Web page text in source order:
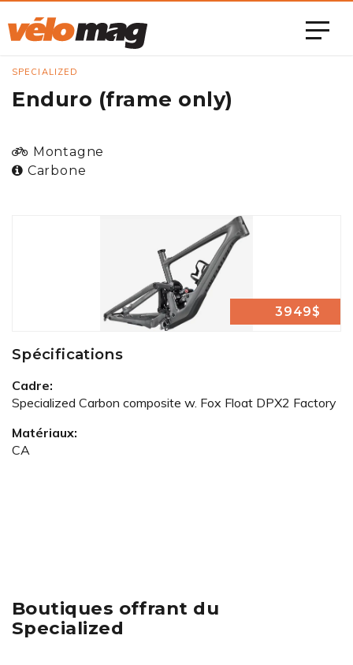
SPECIALIZED
Enduro (frame only)
Montagne
Carbone
3949$
Spécifications
Cadre:
Specialized Carbon composite w. Fox Float DPX2 Factory
Matériaux:
CA
Boutiques offrant du
Specialized